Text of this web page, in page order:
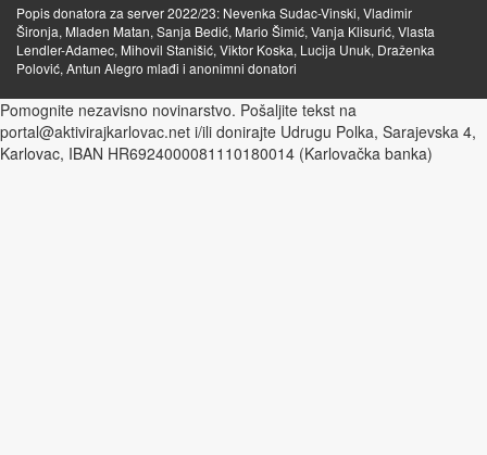
Popis donatora za server 2022/23: Nevenka Sudac-Vinski, Vladimir
Šironja, Mladen Matan, Sanja Bedić, Mario Šimić, Vanja Klisurić, Vlasta
Lendler-Adamec, Mihovil Stanišić, Viktor Koska, Lucija Unuk, Draženka
Polović, Antun Alegro mlađi i anonimni donatori
Pomognite nezavisno novinarstvo. Pošaljite tekst na
portal@aktivirajkarlovac.net i/ili donirajte Udrugu Polka, Sarajevska 4,
Karlovac, IBAN HR6924000081110180014 (Karlovačka banka)